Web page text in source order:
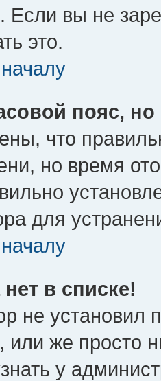
Если вы не
это.
пояс,
что
но время
для
в списке!
не установил
или же просто
у